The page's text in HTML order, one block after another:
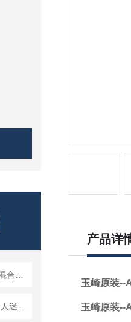
产品详
玉崎原装--
玉崎原装--